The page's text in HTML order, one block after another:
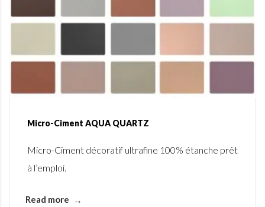
Micro-Ciment AQUA QUARTZ
Micro-Ciment décoratif ultrafine 100% étanche prêt
à l’emploi.
Read more